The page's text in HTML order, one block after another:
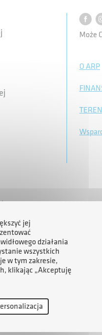
Może
O ARP
jej
działania
wszystkich
w tym zakresie,
klikając „Akceptuję